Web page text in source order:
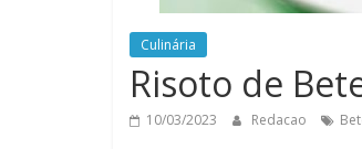
Culinária
Risoto de
10/03/2023 Redacao